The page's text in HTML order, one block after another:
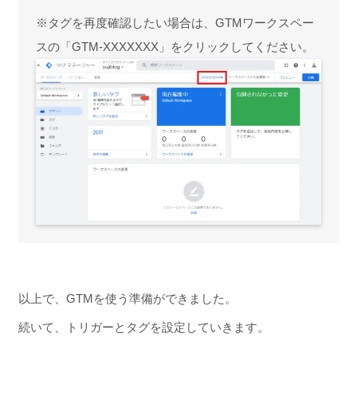
※タグを再度確認したい場合は、GTMワークスペー
スの「GTM-XXXXXXX」をクリックしてください。
以上で、GTMを使う準備ができました。
続いて、トリガーとタグを設定していきます。